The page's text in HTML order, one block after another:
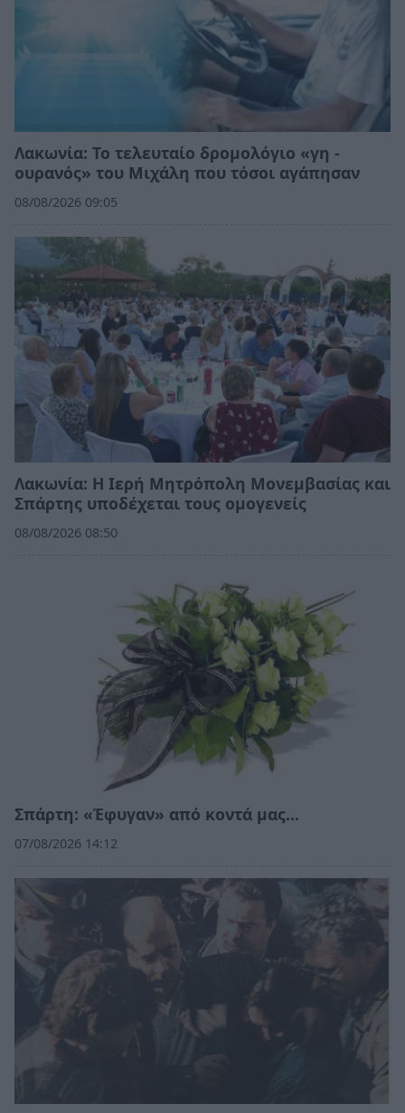
Λακωνία: Το τελευταίο δρομολόγιο «γη -
ουρανός» του Μιχάλη που τόσοι αγάπησαν
08/08/2026 09:05
Λακωνία: Η Ιερή Μητρόπολη Μονεμβασίας και
Σπάρτης υποδέχεται τους ομογενείς
08/08/2026 08:50
Σπάρτη: «Έφυγαν» από κοντά μας…
07/08/2026 14:12